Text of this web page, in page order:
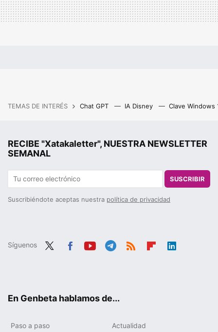
TEMAS DE INTERÉS Chat GPT IA Disney Clave Windows
RECIBE "Xatakaletter", NUESTRA NEWSLETTER
SEMANAL
SUSCRIBIR
Suscribiéndote aceptas nuestra política de privacidad
Síguenos
En Genbeta hablamos de...
Paso a paso Actualidad